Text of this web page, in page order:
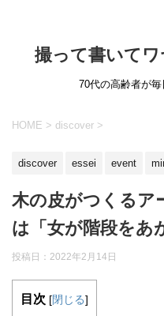
撮って書いて
70代の高齢者が
HOME > discover >
discover essei event
木の皮がつくるア
は「女が階段をあ
投稿日： 2022年2月14日
目次 [閉じる]